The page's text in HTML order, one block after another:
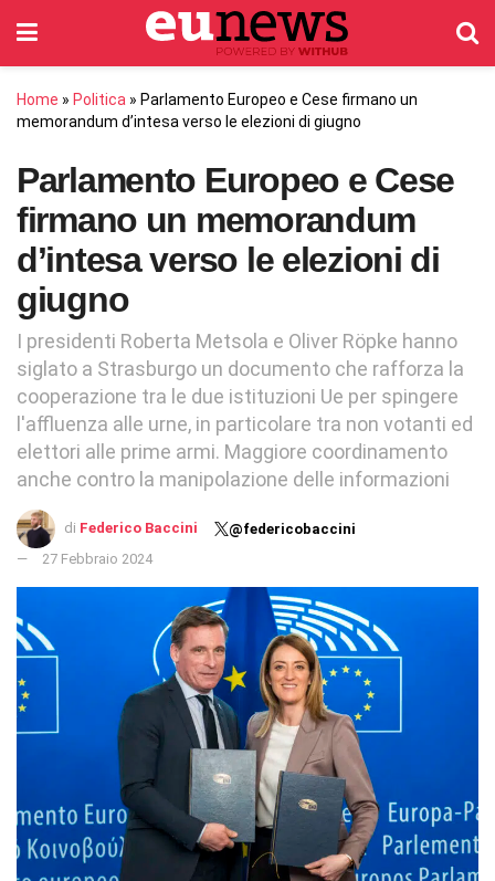
Home » Politica » Parlamento Europeo e Cese firmano un
memorandum d’intesa verso le elezioni di giugno
Parlamento Europeo e Cese
firmano un memorandum
d’intesa verso le elezioni di
giugno
I presidenti Roberta Metsola e Oliver Röpke hanno
siglato a Strasburgo un documento che rafforza la
cooperazione tra le due istituzioni Ue per spingere
l'affluenza alle urne, in particolare tra non votanti ed
elettori alle prime armi. Maggiore coordinamento
anche contro la manipolazione delle informazioni
di Federico Baccini
@federicobaccini
27 Febbraio 2024